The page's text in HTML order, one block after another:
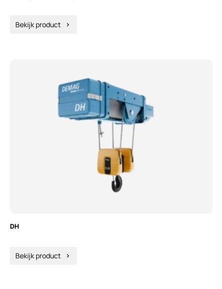
Bekijk product chevron_right
DH
Bekijk product chevron_right